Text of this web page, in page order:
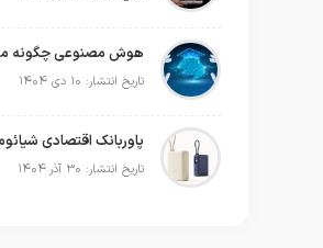
تاریخ انتشار: ۱۰ دی ۱۴۰۴
تاریخ انتشار: ۳۰ آذر ۱۴۰۴